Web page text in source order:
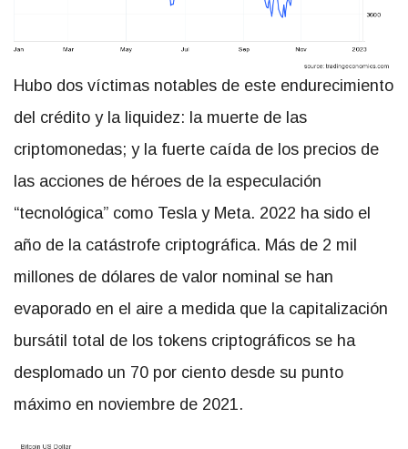
Hubo dos víctimas notables de este endurecimiento
del crédito y la liquidez: la muerte de las
criptomonedas; y la fuerte caída de los precios de
las acciones de héroes de la especulación
“tecnológica” como Tesla y Meta. 2022 ha sido el
año de la catástrofe criptográfica. Más de 2 mil
millones de dólares de valor nominal se han
evaporado en el aire a medida que la capitalización
bursátil total de los tokens criptográficos se ha
desplomado un 70 por ciento desde su punto
máximo en noviembre de 2021.